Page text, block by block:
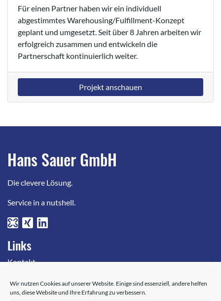
Wir nutzen Cookies auf unserer Website. Einige sind essenziell, andere helfen
uns, diese Website und Ihre Erfahrung zu verbessern.
Für einen Partner haben wir ein individuell
abgestimmtes Warehousing/Fulfillment-Konzept
geplant und umgesetzt. Seit über 8 Jahren arbeiten wir
erfolgreich zusammen und entwickeln die
Partnerschaft kontinuierlich weiter.
Projekt anschauen
Hans Sauer GmbH
Die clevere Lösung.
Service in a nutshell.
Links
Kontakt
Geschäftsbereich IT-Sicherheit
Datenschutz